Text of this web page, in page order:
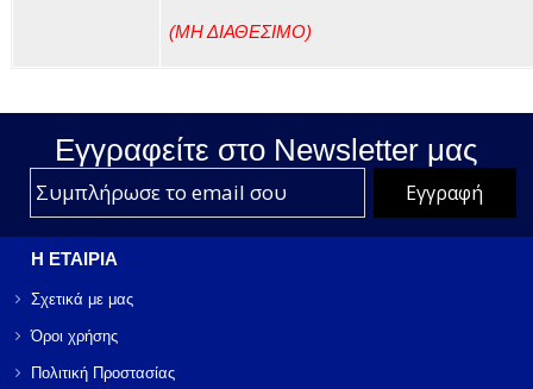
(ΜΗ ΔΙΑΘΕΣΙΜΟ)
Εγγραφείτε στο Νewsletter μας
Η ΕΤΑΙΡΙΑ
Σχετικά με μας
Όροι χρήσης
Πολιτική Προστασίας